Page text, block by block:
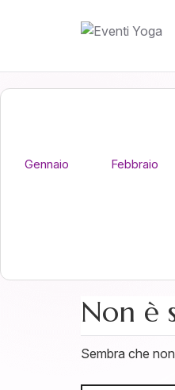
Gennaio Febbraio
Non è
Sembra che